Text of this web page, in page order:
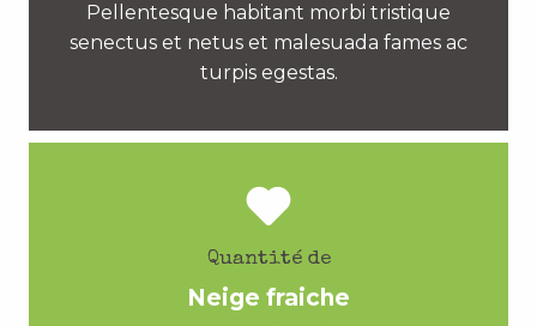
Pellentesque habitant morbi tristique
senectus et netus et malesuada fames ac
turpis egestas.
Quantité de
Neige fraiche